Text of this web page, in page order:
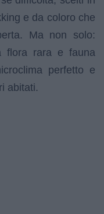
e da coloro che
Ma non solo:
flora rara e fauna
perfetto e
abitati.